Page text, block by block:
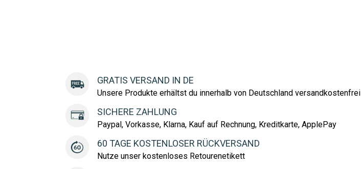
GRATIS VERSAND IN DE
Unsere Produkte erhältst du innerhalb von Deutschland versandkostenfrei
SICHERE ZAHLUNG
Paypal, Vorkasse, Klarna, Kauf auf Rechnung, Kreditkarte, ApplePay
60 TAGE KOSTENLOSER RÜCKVERSAND
Nutze unser kostenloses Retourenetikett